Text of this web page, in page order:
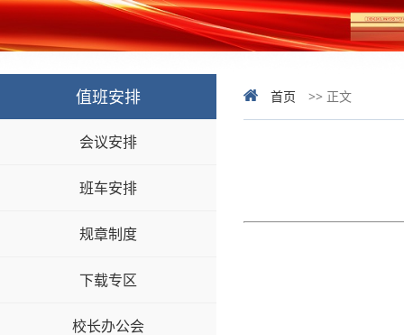
值班安排
会议安排
班车安排
规章制度
下载专区
校长办公会
首页 >> 正文